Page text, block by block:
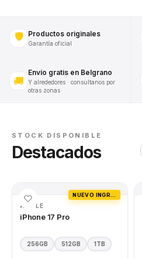
🛡️ Productos originales
Garantía oficial
🚚
Envío gratis en Belgrano
Y alrededores · consultanos por
otras zonas
STOCK DISPONIBLE
Destacados
APPLE
iPhone 17 Pro
256GB 512GB 1TB